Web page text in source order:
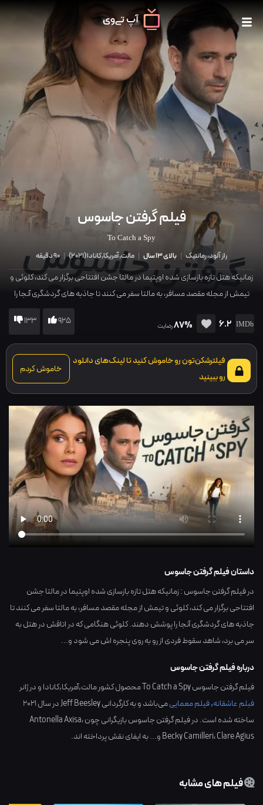
فیلم گرفتن جاسوس
To Catch a Spy
راز آلود، رمانتیک | بالای 13 سال | مالت,آمریکا,کانادا(
2021
)
| 90 دقیقه
زمانیکه هتل تازه بازسازی شده اوپتیما در مالتا جشن افتتاحی برگزار می کند، کلوئی و
تیمش از مجله مقصد مسافر، به مالتا سفر می کنند تا جاذبه های گردشگری آنجا را
پوشش دهند. کلوئی هنگامی که در اتاقش در هتل به سر می برد، شاهد سقوط
فردی از رو به روی پنجره اش می شود و...
6.2
87%رضایت 925
133
فیلترشکن‌تون رو خاموش کنید تا لینک‌های دانلود
رو ببینید
خاموش کردم
داستان فیلم گرفتن جاسوس
در فیلم گرفتن جاسوس : زمانیکه هتل تازه بازسازی شده اوپتیما در مالتا جشن
افتتاحی برگزار می کند، کلوئی و تیمش از مجله مقصد مسافر، به مالتا سفر می کنند تا
جاذبه های گردشگری آنجا را پوشش دهند. کلوئی هنگامی که در اتاقش در هتل به
سر می برد، شاهد سقوط فردی از رو به روی پنجره اش می شود و...
درباره فیلم گرفتن جاسوس
فیلم گرفتن جاسوس To Catch a Spy محصول کشور مالت,آمریکا,کاناداو در ژانر
فبلم عاشقانه,فیلم معماییمی‌باشد و به کارگردانیJeff Beesleyدر سال2021
ساخته شده است. در فیلم گرفتن جاسوس بازیگرانی چون Antonella Axisa،
Becky Camilleri،Clare Agius و... به ایفای نقش پرداخته اند.
فیلم های مشابه